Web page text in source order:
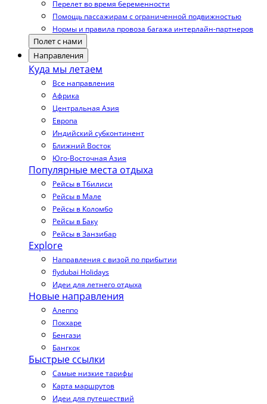
Перелет во время беременности
Помощь пассажирам с ограниченной подвижностью
Нормы и правила провоза багажа интерлайн-партнеров
Полет с нами
Направления
Куда мы летаем
Все направления
Африка
Центральная Азия
Европа
Индийский субконтинент
Ближний Восток
Юго-Восточная Азия
Популярные места отдыха
Рейсы в Тбилиси
Рейсы в Мале
Рейсы в Коломбо
Рейсы в Баку
Рейсы в Занзибар
Explore
Направления с визой по прибытии
flydubai Holidays
Идеи для летнего отдыха
Новые направления
Алеппо
Покхаре
Бенгази
Бангкок
Быстрые ссылки
Самые низкие тарифы
Карта маршрутов
Идеи для путешествий